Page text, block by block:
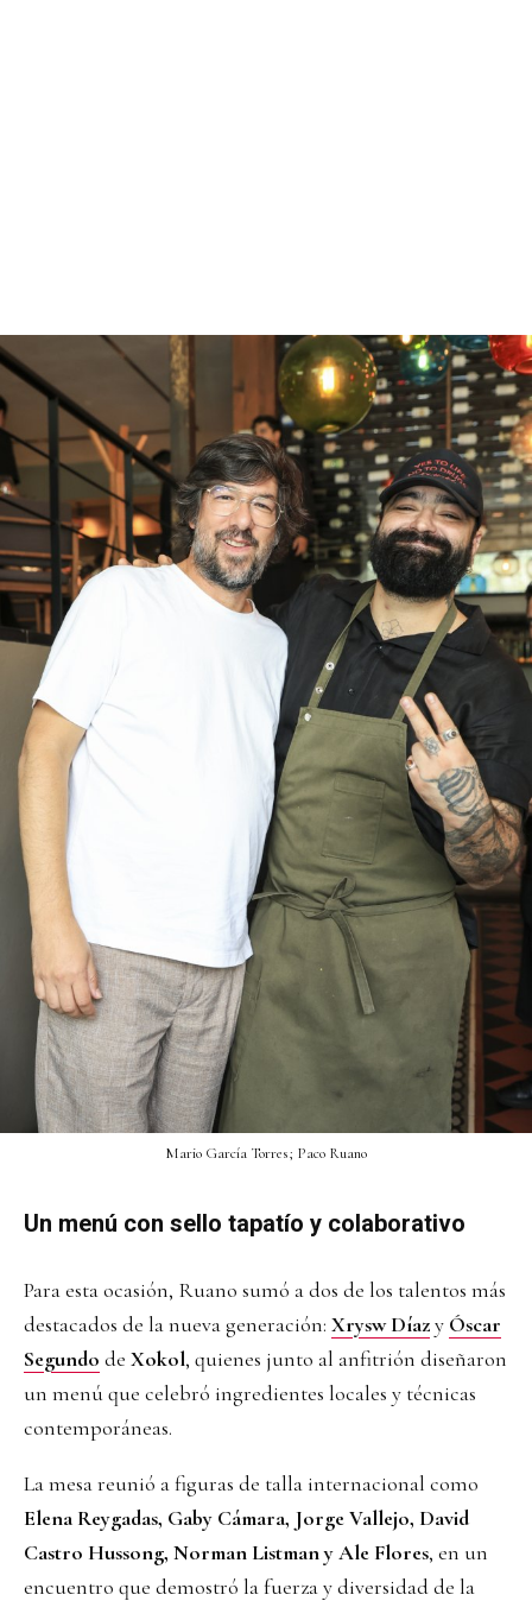
Mario García Torres; Paco Ruano
Un menú con sello tapatío y colaborativo
Para esta ocasión, Ruano sumó a dos de los talentos más
destacados de la nueva generación: Xrysw Díazy Óscar
Segundo de Xokol, quienes junto al anfitrión diseñaron
un menú que celebró ingredientes locales y técnicas
contemporáneas.
La mesa reunió a figuras de talla internacional como
Elena Reygadas, Gaby Cámara, Jorge Vallejo, David
Castro Hussong, Norman Listman y Ale Flores, en un
encuentro que demostró la fuerza y diversidad de la